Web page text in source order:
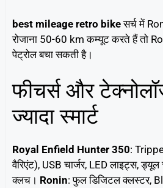
best mileage retro bikeसर्च में
रोजाना 50-60 km कम्यूट करते हैं तो
पेट्रोल बचा सकती है।
फीचर्स और
ज्यादा स्मार्ट
Royal Enfield Hunter 350:
वैरिएंट), USB चार्जर, LED लाइट्स,
क्लच। Ronin: फुल डिजिटल क्लस्टर,